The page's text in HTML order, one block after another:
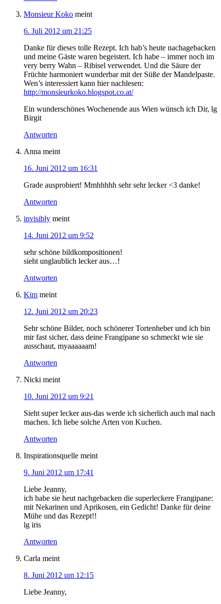
Monsieur Koko meint
6. Juli 2012 um 21:25
Danke für dieses tolle Rezept. Ich hab’s heute nachagebacken
und meine Gäste waren begeistert. Ich habe – immer noch im
very berry Wahn – Ribisel verwendet. Und die Säure der
Früchte harmoniert wunderbar mit der Süße der Mandelpaste.
Wen’s interessiert kann hier nachlesen:
http://monsieurkoko.blogspot.co.at/
Ein wunderschönes Wochenende aus Wien wünsch ich Dir, lg
Birgit
Antworten
Anna meint
16. Juni 2012 um 16:31
Grade ausprobiert! Mmhhhhh sehr sehr lecker <3 danke!
Antworten
invisibly meint
14. Juni 2012 um 9:52
sehr schöne bildkompositionen!
sieht unglaublich lecker aus…!
Antworten
Kim meint
12. Juni 2012 um 20:23
Sehr schöne Bilder, noch schönerer Tortenheber und ich bin
mir fast sicher, dass deine Frangipane so schmeckt wie sie
ausschaut, myaaaaaam!
Antworten
Nicki meint
10. Juni 2012 um 9:21
Sieht super lecker aus-das werde ich sicherlich auch mal nach
machen. Ich liebe solche Arten von Kuchen.
Antworten
Inspirationsquelle meint
9. Juni 2012 um 17:41
Liebe Jeanny,
ich habe sie heut nachgebacken die superleckere Frangipane:
mit Nekarinen und Aprikosen, ein Gedicht! Danke für deine
Mühe und das Rezept!!
lg iris
Antworten
Carla meint
8. Juni 2012 um 12:15
Liebe Jeanny,